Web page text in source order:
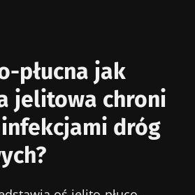
płucna jak
jelitowa chroni
dróg